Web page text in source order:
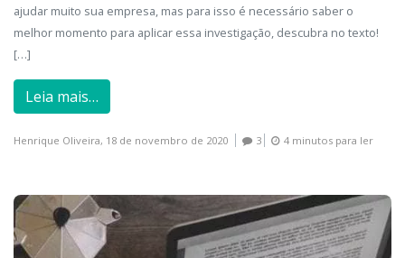
ajudar muito sua empresa, mas para isso é necessário saber o
melhor momento para aplicar essa investigação, descubra no texto!
[…]
Leia mais…
Henrique Oliveira, 18 de novembro de 2020 3 4 minutos para ler